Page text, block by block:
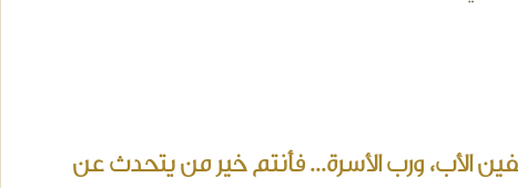
الأب، ورب الأسرة... فأنتم خير من يتحدث عن